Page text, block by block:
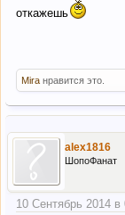
откажешь
Mira нравится это.
alex1816
ШопоФанат
10 Сентябрь 2014 в